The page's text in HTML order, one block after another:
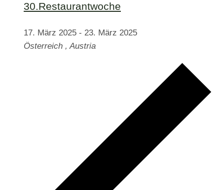
30.Restaurantwoche
17. März 2025 - 23. März 2025
Österreich , Austria